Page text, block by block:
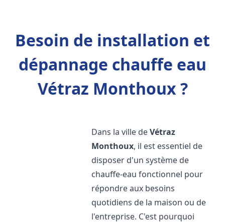
Besoin de installation et
dépannage chauffe eau
Vétraz Monthoux ?
Dans la ville deVétraz
Monthoux, il est essentiel de
disposer d'un système de
chauffe-eau fonctionnel pour
répondre aux besoins
quotidiens de la maison ou de
l'entreprise. C'est pourquoi